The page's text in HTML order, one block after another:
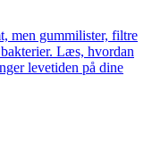
men gummilister, filtre
Læs, hvordan
levetiden på dine